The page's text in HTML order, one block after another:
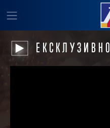
ЕКСКЛУЗИВНО